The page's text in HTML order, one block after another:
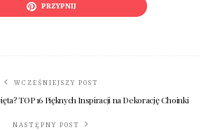
PRZYPNIJ
WCZEŚNIEJSZY POST
TOP 16 Pięknych Inspiracji na Dekorację Choinki
NASTĘPNY POST